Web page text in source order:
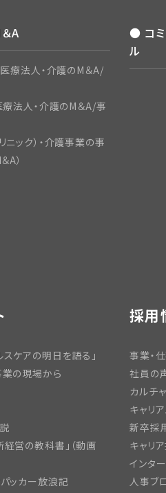
A
医療法人・介護のM＆A/
療法人・介護のM＆A/事
ック）・介護事業の事
A）
● コミ
ル
ケアの明日を語る」
業の現場から
営の教科書」（動画
ッカー放浪記
採用
事業・
社員の
カルチ
キャリ
新卒採
キャリ
インタ
人事ブ